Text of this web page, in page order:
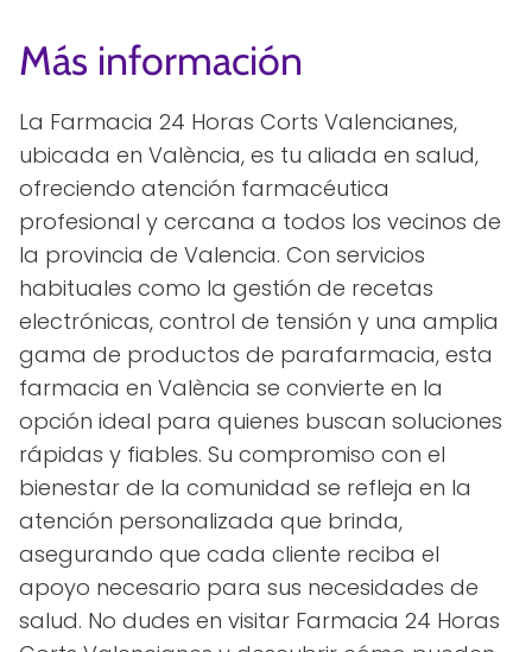
Más información
La Farmacia 24 Horas Corts Valencianes,
ubicada en València, es tu aliada en salud,
ofreciendo atención farmacéutica
profesional y cercana a todos los vecinos de
la provincia de Valencia. Con servicios
habituales como la gestión de recetas
electrónicas, control de tensión y una amplia
gama de productos de parafarmacia, esta
farmacia en València se convierte en la
opción ideal para quienes buscan soluciones
rápidas y fiables. Su compromiso con el
bienestar de la comunidad se refleja en la
atención personalizada que brinda,
asegurando que cada cliente reciba el
apoyo necesario para sus necesidades de
salud. No dudes en visitar Farmacia 24 Horas